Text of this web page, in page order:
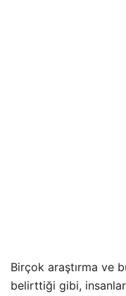
Birçok araştırma ve
belirttiği gibi,